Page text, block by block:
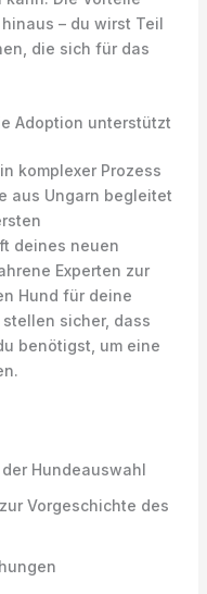
– du wirst Teil
die sich für das
Adoption unterstützt
komplexer Prozess
aus Ungarn begleitet
deines neuen
Experten zur
Hund für deine
sicher, dass
benötigst, um eine
Hundeauswahl
Vorgeschichte des